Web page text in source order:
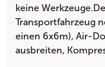
keine
Transportfahrzeug
einen 6x6m), Air-
ausbreiten,